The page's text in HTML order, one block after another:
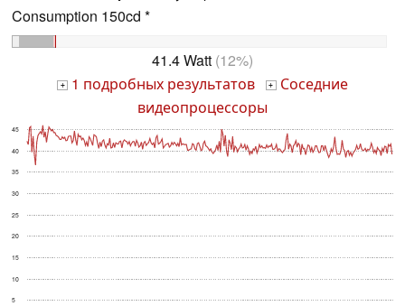
Consumption 150cd *
41.4 Watt (12%)
+ 1 подробных результатов + Соседние
видеопроцессоры
5
10
15
20
25
30
35
40
45